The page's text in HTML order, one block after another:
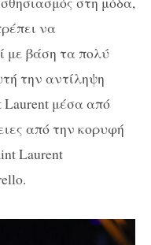
να
με βάση τα πολύ
την αντίληψη
Laurent μέσα από
από την κορυφή
Laurent